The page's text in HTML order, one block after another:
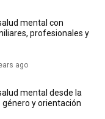
Latinos |
mental con
profesionales y
ago
mental desde la
y orientación